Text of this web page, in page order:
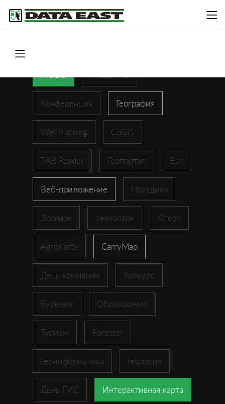
Конференция География
WellTracking CoGIS
TAB Reader Геопортал Esri
Веб-приложение Праздник
Зоопарк Технопарк Спорт
AgroKarta CarryMap
День компании Конкурс
Бурение Образование
Туризм Forester
Геоинформатика Геология
День ГИС Интерактивная карта